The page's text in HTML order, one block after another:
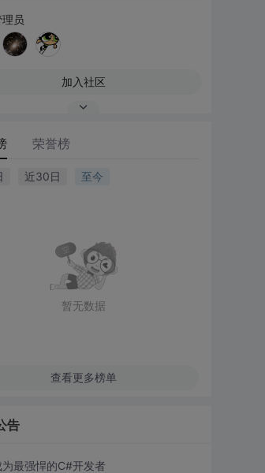
员
加入社区
荣誉榜
近30日 至今
暂无数据
查看更多榜单
告
最强悍的C#开发者